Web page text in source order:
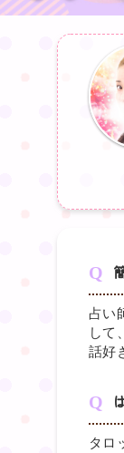
占い
して
話好
タロ